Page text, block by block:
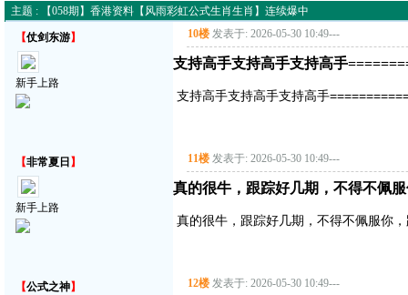
主题 : 【058期】香港资料【风雨彩虹公式生肖生肖】连续爆中
【仗剑东游】
新手上路
10楼 发表于: 2026-05-30 10:49---
支持高手支持高手支持高手
支持高手支持高手支持高手
【非常夏日 】
新手上路
11楼 发表于: 2026-05-30 10:49---
真的很牛，跟踪好几期，不得不佩
真的很牛，跟踪好几期，不得不佩服你
【公式之神】 12楼 发表于: 2026-05-30 10:49---